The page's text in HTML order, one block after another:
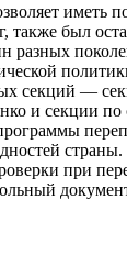
иметь
был
разных
секций —
и секции
при